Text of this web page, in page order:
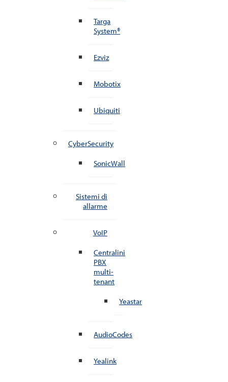
Targa
System®
Ezviz
Mobotix
Ubiquiti
CyberSecurity
SonicWall
Sistemi di
allarme
VoIP
Centralini
PBX
multi-
tenant
Yeastar
AudioCodes
Yealink